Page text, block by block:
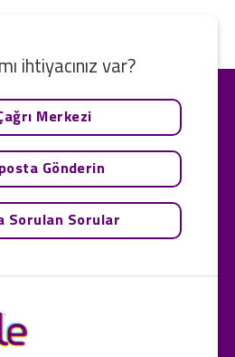
ihtiyacınız var?
Merkezi
Gönderin
Sorulan Sorular